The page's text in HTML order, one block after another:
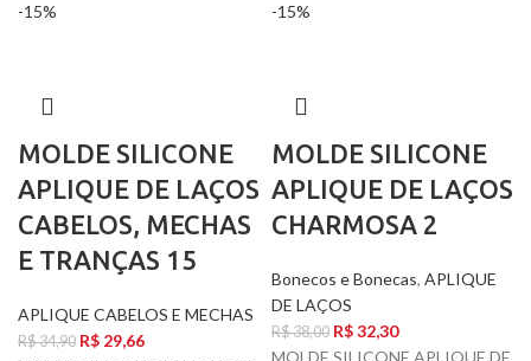
-15%
MOLDE SILICONE
APLIQUE DE LAÇOS
CABELOS, MECHAS
E TRANÇAS 15
APLIQUE CABELOS E MECHAS
R$34,90 R$ 29,66
-15%
MOLDE SILICONE
APLIQUE DE LAÇOS
CHARMOSA 2
Bonecos e Bonecas, APLIQUE
DE LAÇOS
R$38,00 R$32,30
MOLDE SILICONE APLIQUE DE